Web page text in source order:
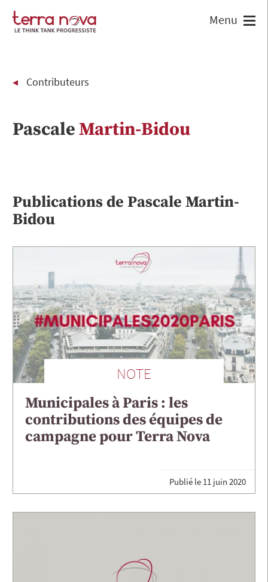
Contributeurs
PascaleMartin-Bidou
Publications de Pascale Martin-
Bidou
NOTE
Municipales à Paris : les
contributions des équipes de
campagne pour Terra Nova
Publié le 11 juin 2020